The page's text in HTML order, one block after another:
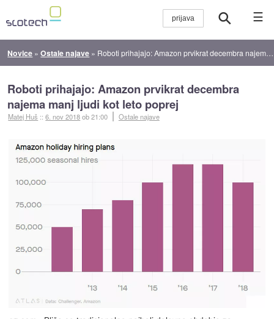
☰
Novice »Ostale najave » Roboti prihajajo: Amazon prvikrat decembra najema manj ljudi kot leto poprej
Roboti prihajajo: Amazon prvikrat decembra
najema manj ljudi kot leto poprej
Matej Huš ::6. nov 2018ob 21:00 Ostale najave